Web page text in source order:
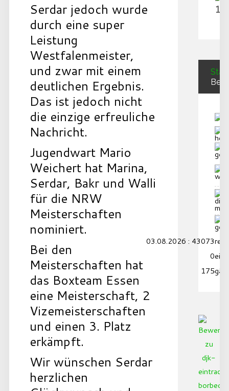
Serdar jedoch wurde
durch eine super
Leistung
Westfalenmeister,
und zwar mit einem
deutlichen Ergebnis.
Das ist jedoch nicht
die einzige erfreuliche
Nachricht.
Jugendwart Mario
Weichert hat Marina,
Serdar, Bakr und Walli
für die NRW
Meisterschaften
nominiert.
Bei den
Meisterschaften hat
das Boxteam Essen
eine Meisterschaft, 2
Vizemeisterschaften
und einen 3. Platz
erkämpft.
Wir wünschen Serdar
herzlichen
03.08.2026 : 43073
0
175